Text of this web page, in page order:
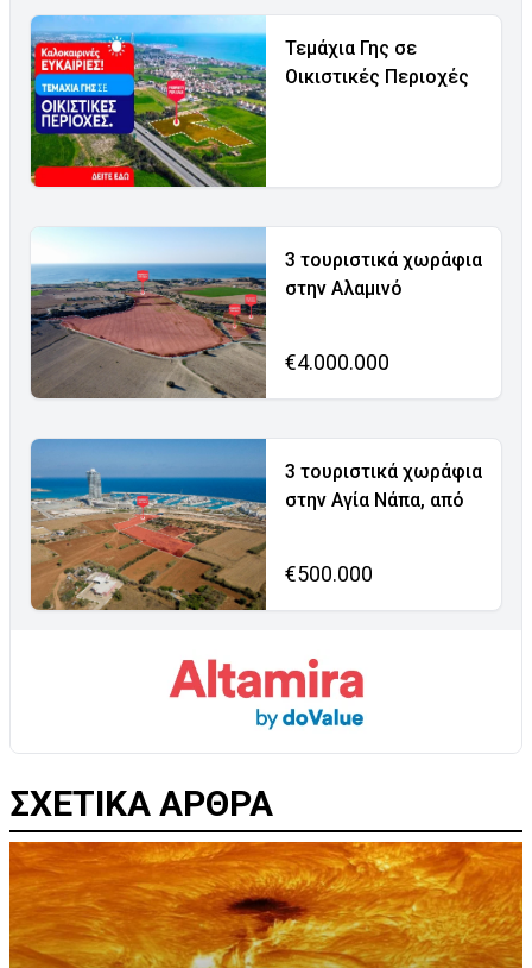
Τεμάχια Γης σε
Οικιστικές Περιοχές
3 τουριστικά χωράφια
στην Αλαμινό
3 τουριστικά χωράφια
στην Αγία Νάπα, από